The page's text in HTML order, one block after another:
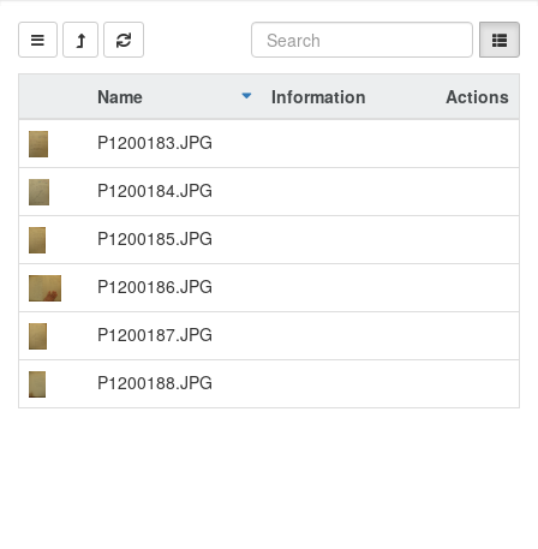
Name Information
Actions
P1200183.JPG
P1200184.JPG
P1200185.JPG
P1200186.JPG
P1200187.JPG
P1200188.JPG